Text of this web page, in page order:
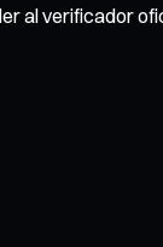
al verificador